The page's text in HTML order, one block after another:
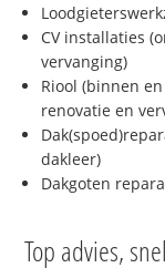
CV installaties
vervanging)
Riool (binnen
renovatie en
dakleer)
Dakgoten
Top advies,